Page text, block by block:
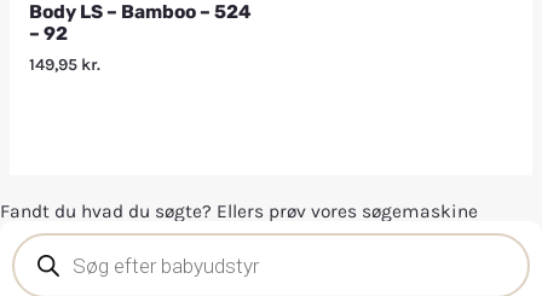
Body LS – Bamboo – 524
– 92
149,95 kr.
Fandt du hvad du søgte? Ellers prøv vores søgemaskine